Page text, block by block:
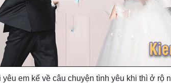
em kể về câu chuyện tình yêu khi thì ở rộ